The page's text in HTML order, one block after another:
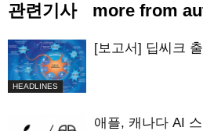
관련기사 more from
HEADLINES
[보고서] 딥씨크
애플, 캐나다 AI 스